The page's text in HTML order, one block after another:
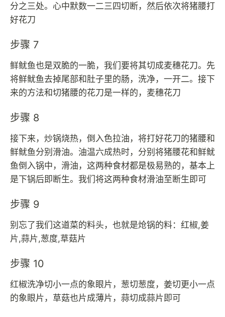
分之三处。心中默数一二三四切断，然后依次将猪腰打
好花刀
步骤 7
鲜鱿鱼也是双脆的一脆，我们要将其切成麦穗花刀。先
将鲜鱿鱼去掉尾部和肚子里的肠，洗净，一开二。接下
来的方法和切猪腰的花刀是一样的，麦穗花刀
步骤 8
接下来，炒锅烧热，倒入色拉油，将打好花刀的猪腰和
鲜鱿鱼分别滑油。油温六成热时，分别将猪腰花和鲜鱿
鱼倒入锅中，滑油，这两种食材都是极易熟的，基本上
是下锅后即断生。我们将这两种食材滑油至断生即可
步骤 9
别忘了我们这道菜的料头，也就是炝锅的料：红椒,姜
片,蒜片,葱度,草菇片
步骤 10
红椒洗净切小一点的象眼片，葱切葱度，姜切更小一点
的象眼片，草菇也片成薄片，蒜切成蒜片即可